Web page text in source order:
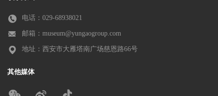
电话：029-68938021
邮箱：museum@yungaogroup.com
地址：西安市大雁塔南广场慈恩路66号
其他媒体